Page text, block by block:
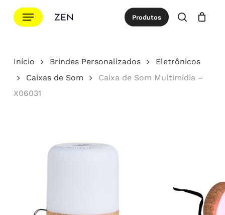
para
principal
Menu Produtos
procurar
Cotação Close
Início Brindes Personalizados
Eletrônicos
Caixas de Som
Caixa de Som Multimídia –
X06031